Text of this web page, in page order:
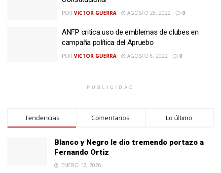
POR VICTOR GUERRA AGOSTO 25, 2022 0
ANFP critica uso de emblemas de clubes en
campaña política del Apruebo
POR VICTOR GUERRA AGOSTO 6, 2022 0
PUBLICIDAD
Tendencias Comentarios Lo último
Blanco y Negro le dio tremendo portazo a
Fernando Ortiz
ENERO 12, 2026